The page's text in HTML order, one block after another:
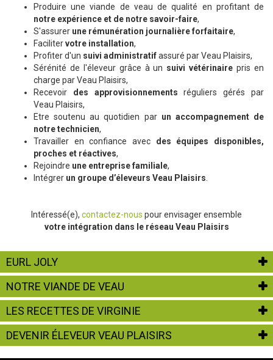
Produire une viande de veau de qualité en profitant de
notre expérience et de notre savoir-faire,
S'assurer une rémunération journalière forfaitaire,
Facilitervotre installation,
Profiter d'un suivi administratifassuré par Veau Plaisirs,
Sérénité de l'éleveur grâce à un suivi vétérinaire pris en
charge par Veau Plaisirs,
Recevoir des approvisionnements réguliers gérés par
Veau Plaisirs,
Etre soutenu au quotidien par un accompagnement de
notre technicien,
Travailler en confiance avec des équipes disponibles,
proches et réactives,
Rejoindre une entreprise familiale,
Intégrer un groupe d’éleveurs Veau Plaisirs
Intéressé(e), contactez-nous pour envisager ensemble
votre intégration dans le réseau Veau Plaisirs
EURL JOLY
NOTRE VIANDE DE VEAU
LES RECETTES DE VIRGINIE
DEVENIR ÉLEVEUR VEAU PLAISIRS